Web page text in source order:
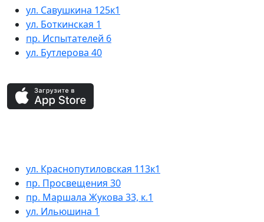
ул. Савушкина 125к1
ул. Боткинская 1
пр. Испытателей 6
ул. Бутлерова 40
ул. Краснопутиловская 113к1
пр. Просвещения 30
пр. Маршала Жукова 33, к.1
ул. Ильюшина 1